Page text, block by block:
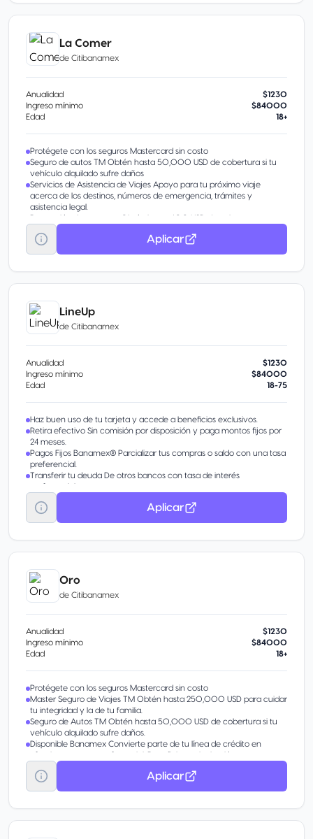
Disponible Banamex Convierte parte de tu línea de crédito en
efectivo con tasa preferencial. Beneficio por invitación.
La Comer
de Citibanamex
Anualidad
$1230
Ingreso mínimo
$84000
Edad
18+
Protégete con los seguros Mastercard sin costo
Seguro de autos TM Obtén hasta 50,000 USD de cobertura si tu
vehículo alquilado sufre daños
Servicios de Asistencia de Viajes Apoyo para tu próximo viaje
acerca de los destinos, números de emergencia, trámites y
asistencia legal.
Protección de compras Obtén hasta 400 USD de cobertura por
incidente en caso de robo o daño accidental.
Garantía extendida Obtén hasta 1 año adicional de garantía al
ofrecido por el fabricante.
preferencial.
Transfiere tu deuda De otros bancos con tasa de interés
Aumenta tu línea de crédito Obtén más en tu tarjeta por tu buen
historial.
2x1 en Cinépolis Compra tus boletos en la app o en la página web de
servicios con cargo recurrente a tu Tarjeta.
Aplicar
LineUp
de Citibanamex
Anualidad
$1230
Ingreso mínimo
$84000
Edad
18-75
Haz buen uso de tu tarjeta y accede a beneficios exclusivos.
Retira efectivo Sin comisión por disposición y paga montos fijos por
24 meses.
Pagos Fijos Banamex® Parcializar tus compras o saldo con una tasa
preferencial.
Transferir tu deuda De otros bancos con tasa de interés
preferencial.
Aumentar tu línea de crédito Obtén más en tu tarjeta por tu buen
historial.
Aplicar
Oro
de Citibanamex
Anualidad
$1230
Ingreso mínimo
$84000
Edad
18+
Protégete con los seguros Mastercard sin costo
Master Seguro de Viajes TM Obtén hasta 250,000 USD para cuidar
tu integridad y la de tu familia.
Seguro de Autos TM Obtén hasta 50,000 USD de cobertura si tu
vehículo alquilado sufre daños.
Disponible Banamex Convierte parte de tu línea de crédito en
efectivo con tasa preferencial. Beneficio por invitación.
Pagos Fijos Banamex® Parcializa tus compras o saldo.
Transfiere tu deuda De otros bancos con tasa de interés
preferencial.
historial.
Aplicar